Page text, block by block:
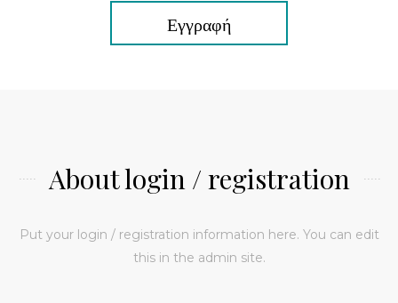
Εγγραφή
About login / registration
Put your login / registration information here. You can edit
this in the admin site.